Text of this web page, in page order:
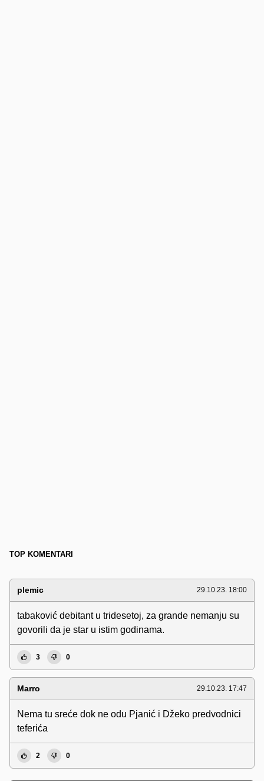
TOP KOMENTARI
plemic 29.10.23. 18:00
tabaković debitant u tridesetoj, za grande nemanju su
govorili da je star u istim godinama.
3 0
Marro 29.10.23. 17:47
Nema tu sreće dok ne odu Pjanić i Džeko predvodnici
teferića
2 0